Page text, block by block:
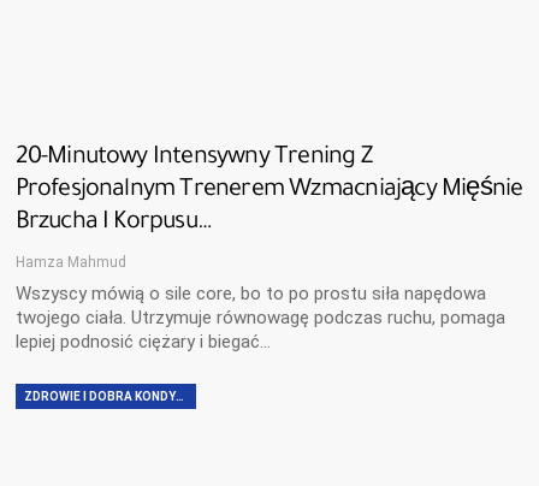
20-Minutowy Intensywny Trening Z
Profesjonalnym Trenerem Wzmacniający Mięśnie
Brzucha I Korpusu…
Hamza Mahmud
Wszyscy mówią o sile core, bo to po prostu siła napędowa
twojego ciała. Utrzymuje równowagę podczas ruchu, pomaga
lepiej podnosić ciężary i biegać...
ZDROWIE I DOBRA KONDYCJA